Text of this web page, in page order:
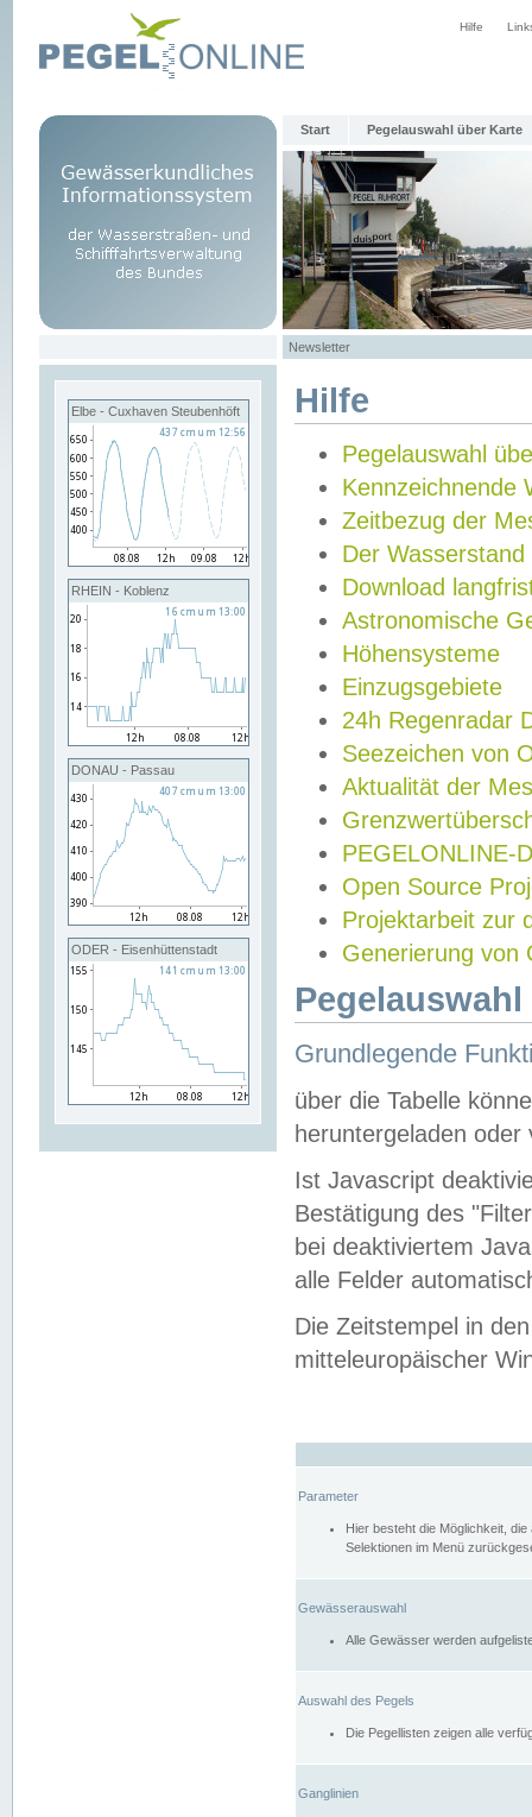
Hilfe
Start Pegelauswahl über Karte
Newsletter
Elbe - Cuxhaven Steubenhöft
RHEIN - Koblenz
DONAU - Passau
ODER - Eisenhüttenstadt
Hilfe
Pegelauswahl
Kennzeichnende
Zeitbezug der
Der Wasserstand
Download
Astronomische
Höhensysteme
Einzugsgebiete
24h Regenradar
Seezeichen von
Aktualität der
PEGELONLINE-
Open Source
Projektarbeit zur
Generierung von
Grundlegende
über die Tabelle
heruntergeladen oder
Ist Javascript
Bestätigung des
bei deaktiviertem
alle Felder
Die Zeitstempel in
mitteleuropäischer
Parameter
Hier besteht die Möglichkeit,
Selektionen im Menü
Gewässerauswahl
Alle Gewässer werden
Auswahl des Pegels
Die Pegellisten zeigen alle
Ganglinien